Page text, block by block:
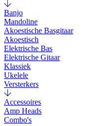
Banjo
Mandoline
Akoestische Basgitaar
Akoestisch
Elektrische Bas
Elektrische Gitaar
Klassiek
Ukelele
Versterkers
Accessoires
Amp Heads
Combo's